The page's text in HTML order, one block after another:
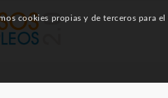
cookies propias y de terceros para